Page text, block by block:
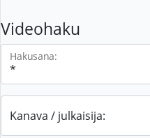
Videohaku
Hakusana:
Kanava / julkaisija: